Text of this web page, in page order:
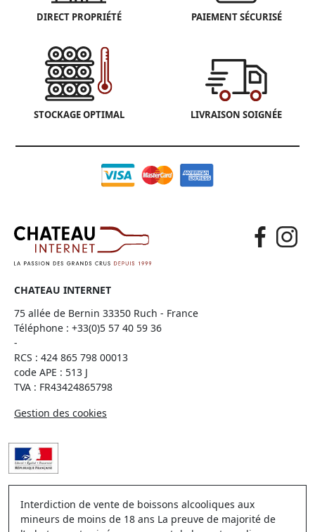
DIRECT PROPRIÉTÉ PAIEMENT SÉCURISÉ
STOCKAGE OPTIMAL LIVRAISON SOIGNÉE
CHATEAU INTERNET
75 allée de Bernin 33350 Ruch - France
Téléphone : +33(0)5 57 40 59 36
-
RCS : 424 865 798 00013
code APE : 513 J
TVA : FR43424865798
Gestion des cookies
Interdiction de vente de boissons alcooliques aux
mineurs de moins de 18 ans La preuve de majorité de